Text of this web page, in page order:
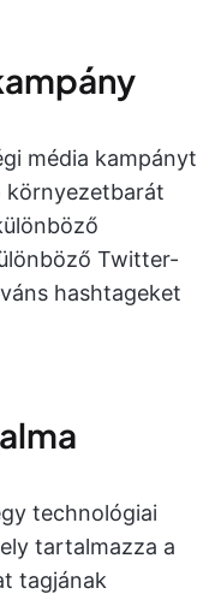
média kampányt
környezetbarát
Twitter-
hashtageket
technológiai
tartalmazza a
tagjának